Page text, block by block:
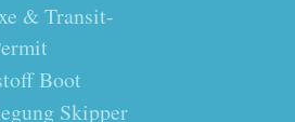
& Transit-
Boot
Skipper